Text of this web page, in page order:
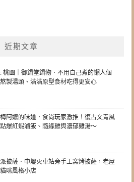
近期文章
桃園｜御鍋堂鍋物．不用自己煮的懶人個
製湯頭、滿滿原型食材吃得更安心
阿嬤的味道．食尚玩家激推！復古文青風
爆紅蝦滷飯、隨緣雞與濃郁雞湯～
披薩．中壢火車站旁手工窯烤披薩，老屋
咪風格小店